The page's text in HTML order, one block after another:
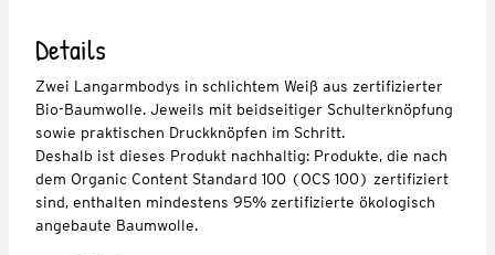
Details
Zwei Langarmbodys in schlichtem Weiß aus zertifizierter
Bio-Baumwolle. Jeweils mit beidseitiger Schulterknöpfung
sowie praktischen Druckknöpfen im Schritt.
Deshalb ist dieses Produkt nachhaltig: Produkte, die nach
dem Organic Content Standard 100 (OCS 100) zertifiziert
sind, enthalten mindestens 95% zertifizierte ökologisch
angebaute Baumwolle.